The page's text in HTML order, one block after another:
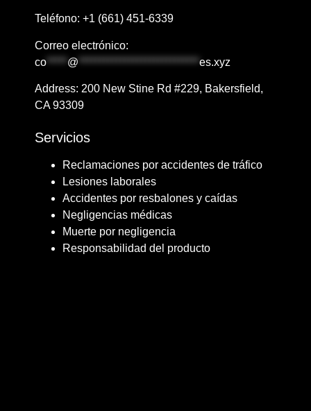
Teléfono: ​+1 ​​(661) 451-6339
Correo electrónico:
co ***** @ ***************************** es.xyz
Address: ​​​​200 New Stine Rd #229, Bakersfield,
CA 93309
Servicios
Reclamaciones por accidentes de tráfico
Lesiones laborales
Accidentes por resbalones y caídas
Negligencias médicas
Muerte por negligencia
Responsabilidad del producto